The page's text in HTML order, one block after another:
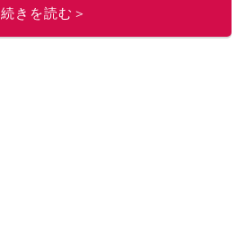
このイチオシストの他の記事を読む
続きを読む＞